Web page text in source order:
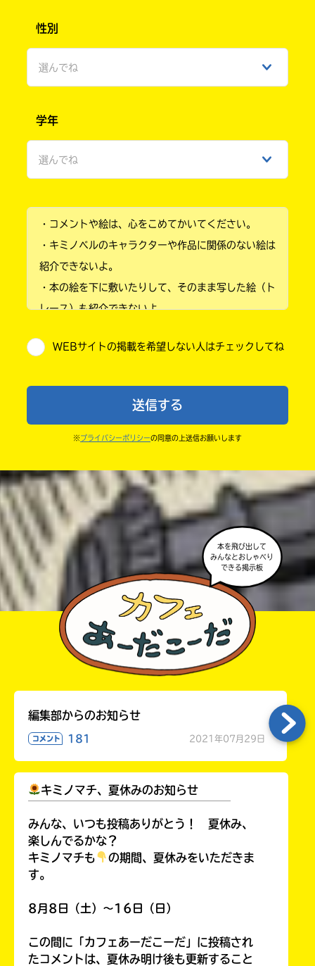
性別
選んでね
ひみつ
学年
選んでね
小学2年
小学4年
小学6年
中学1年
高校生以上
・コメントや絵は、心をこめてかいてください。
・キミノベルのキャラクターや作品に関係のない絵は
紹介できないよ。
・本の絵を下に敷いたりして、そのまま写した絵（ト
レース）も紹介できないよ。
・送ってからすぐには紹介されないので、待ってて
ならないよう気をつけてね。
・キャンペーン開催中は、投稿した後の画面にバナー
・ポプラ社の宣伝物で紹介させてもらうことがある
よ。
・かき終えたら、人を傷つけていたり、個人情報をか
きこんでいたり、字がまちがっていたりしないか、読
みなおしてみてね。
WEBサイトの掲載を希望しない人はチェックしてね
送信する
※ プライバシーポリシーの同意の上送信お願いします
本を飛び出して
みんなとおしゃべり
できる掲示板
編集部からのお知らせ
コメント 181 2021年07月29日
キミノマチ、夏休みのお知らせ
みんな、いつも投稿ありがとう！ 夏休み、
楽しんでるかな？
キミノマチも
の期間、夏休みをいただきま
す。
8月8日（土）～16日（日）
この間に「カフェあーだこーだ」に投稿され
たコメントは、夏休み明け後も更新すること